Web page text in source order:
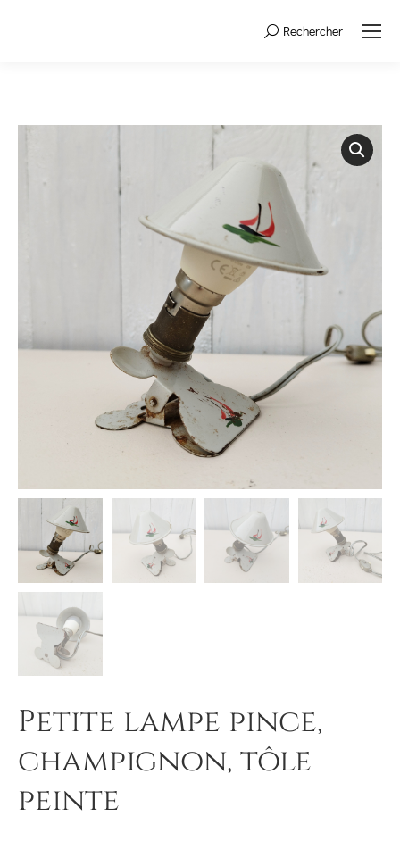
Search:Rechercher
Petite lampe pince,
champignon, tôle
peinte